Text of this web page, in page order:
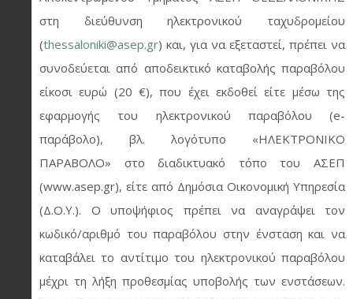
στη διεύθυνση ηλεκτρονικού ταχυδρομείου
(thessaloniki@asep.gr) και, για να εξεταστεί, πρέπει να
συνοδεύεται από αποδεικτικό καταβολής παραβόλου
είκοσι ευρώ (20 €), που έχει εκδοθεί είτε μέσω της
εφαρμογής του ηλεκτρονικού παραβόλου (e-
παράβολο), βλ. λογότυπο «ΗΛΕΚΤΡΟΝΙΚΟ
ΠΑΡΑΒΟΛΟ» στο διαδικτυακό τόπο του ΑΣΕΠ
(www.asep.gr), είτε από Δημόσια Οικονομική Υπηρεσία
(Δ.Ο.Υ.). Ο υποψήφιος πρέπει να αναγράψει τον
κωδικό/αριθμό του παραβόλου στην ένσταση και να
καταβάλει το αντίτιμο του ηλεκτρονικού παραβόλου
μέχρι τη λήξη προθεσμίας υποβολής των ενστάσεων.